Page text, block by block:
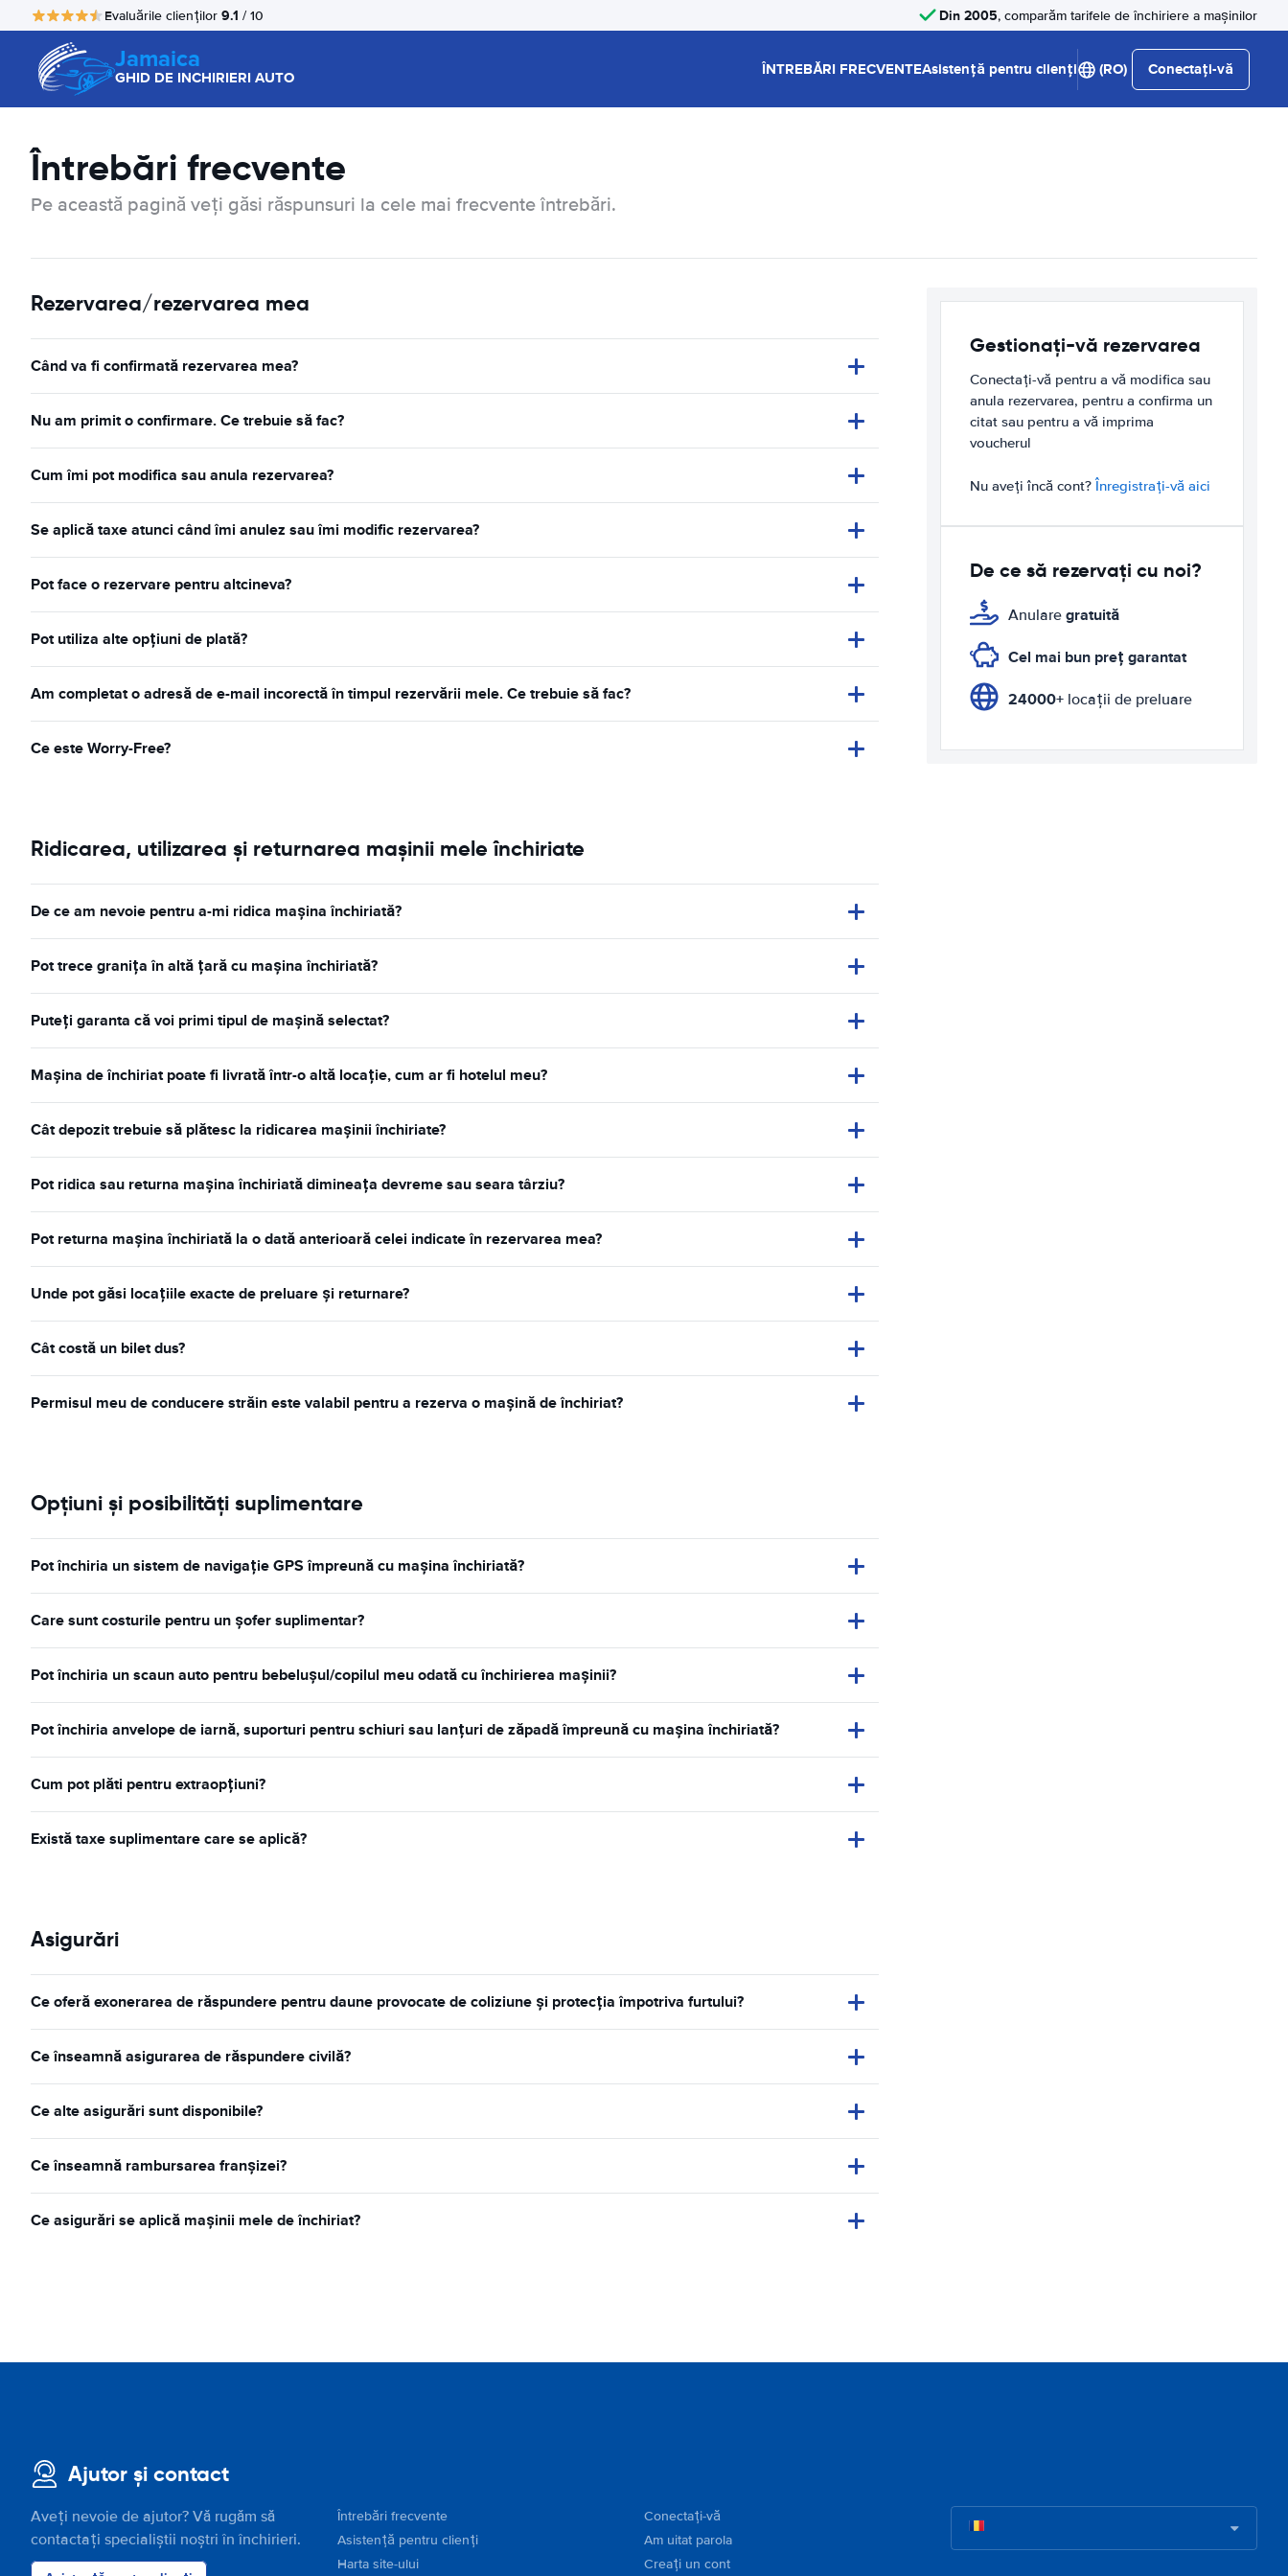
Evaluările clienților 9.1 / 10 Din 2005, comparăm tarifele de închiriere a mașinilor
Jamaica
GHID DE INCHIRIERI AUTO ÎNTREBĂRI FRECVENTEAsistență pentru clienți (RO) Conectați-vă
Întrebări frecvente
Pe această pagină veți găsi răspunsuri la cele mai frecvente întrebări.
Rezervarea/rezervarea mea
Când va fi confirmată rezervarea mea?
Nu am primit o confirmare. Ce trebuie să fac?
Cum îmi pot modifica sau anula rezervarea?
Se aplică taxe atunci când îmi anulez sau îmi modific rezervarea?
Pot face o rezervare pentru altcineva?
Pot utiliza alte opțiuni de plată?
Am completat o adresă de e-mail incorectă în timpul rezervării mele. Ce trebuie să fac?
Ce este Worry-Free?
Ridicarea, utilizarea și returnarea mașinii mele închiriate
De ce am nevoie pentru a-mi ridica mașina închiriată?
Pot trece granița în altă țară cu mașina închiriată?
Puteți garanta că voi primi tipul de mașină selectat?
Mașina de închiriat poate fi livrată într-o altă locație, cum ar fi hotelul meu?
Cât depozit trebuie să plătesc la ridicarea mașinii închiriate?
Pot ridica sau returna mașina închiriată dimineața devreme sau seara târziu?
Pot returna mașina închiriată la o dată anterioară celei indicate în rezervarea mea?
Unde pot găsi locațiile exacte de preluare și returnare?
Cât costă un bilet dus?
Permisul meu de conducere străin este valabil pentru a rezerva o mașină de închiriat?
Opțiuni și posibilități suplimentare
Pot închiria un sistem de navigație GPS împreună cu mașina închiriată?
Care sunt costurile pentru un șofer suplimentar?
Pot închiria un scaun auto pentru bebelușul/copilul meu odată cu închirierea mașinii?
Pot închiria anvelope de iarnă, suporturi pentru schiuri sau lanțuri de zăpadă împreună cu mașina închiriată?
Cum pot plăti pentru extraopțiuni?
Există taxe suplimentare care se aplică?
Asigurări
Ce oferă exonerarea de răspundere pentru daune provocate de coliziune și protecția împotriva furtului?
Ce înseamnă asigurarea de răspundere civilă?
Ce alte asigurări sunt disponibile?
Ce înseamnă rambursarea franșizei?
Ce asigurări se aplică mașinii mele de închiriat?
Gestionați-vă rezervarea
Conectați-vă pentru a vă modifica sau
anula rezervarea, pentru a confirma un
citat sau pentru a vă imprima
voucherul
Nu aveți încă cont? Înregistrați-vă aici
De ce să rezervați cu noi?
Anulare gratuită
Cel mai bun preț garantat
24000+ locații de preluare
Ajutor și contact
Aveți nevoie de ajutor? Vă rugăm să
contactați specialiștii noștri în închirieri.
Întrebări frecvente
Asistență pentru clienți
Harta site-ului
Conectați-vă
Am uitat parola
Creați un cont